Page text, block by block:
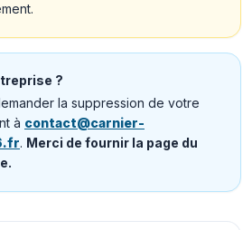
?
la suppression de votre
à contact@carnier-
. Merci de fournir la page du